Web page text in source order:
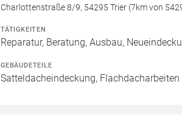
Charlottenstraße 8/9, 54295 Trier (7km von
TÄTIGKEITEN
Reparatur, Beratung, Ausbau,
GEBÄUDETEILE
Satteldacheindeckung, Flachdacharbeiten